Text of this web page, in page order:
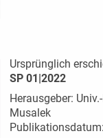
Ursprünglich
SP 01|2022
Herausgeber:
Musalek